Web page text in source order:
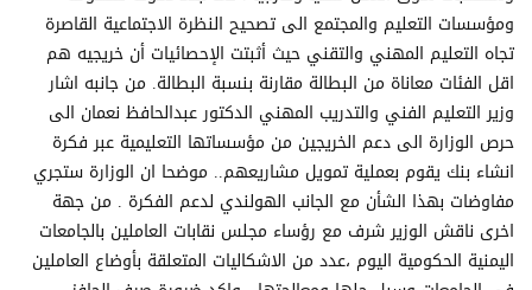
ومؤسسات التعليم والمجتمع الى تصحيح النظرة الاجتماعية القاصرة
تجاه التعليم المهني والتقني حيث أثبتت الإحصائيات أن خريجيه هم
اقل الفئات معاناة من البطالة مقارنة بنسبة البطالة. من جانبه اشار
وزير التعليم الفني والتدريب المهني الدكتور عبدالحافظ نعمان الى
حرص الوزارة الى دعم الخريجين من مؤسساتها التعليمية عبر فكرة
انشاء بنك يقوم بعملية تمويل مشاريعهم.. موضحا ان الوزارة ستجري
مفاوضات بهذا الشأن مع الجانب الهولندي لدعم الفكرة . من جهة
اخرى ناقش الوزير شرف مع رؤساء مجلس نقابات العاملين بالجامعات
اليمنية الحكومية اليوم ،عدد من الاشكاليات المتعلقة بأوضاع العاملين